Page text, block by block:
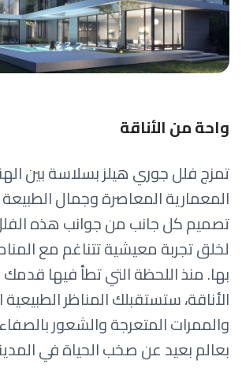
واحة من الأناقة
تمزج فلل جوري هيلز بسلاسة بين
المعمارية المعاصرة وجمال
تصميم كل جانب من جوانب هذه
لخلق تجربة معيشية تتناغم مع
بها. منذ اللحظة التي تطأ فيها
الأناقة، ستستقبلك المناظر
والممرات المتعرجة والشعور
بعالم بعيد عن صخب الحياة في